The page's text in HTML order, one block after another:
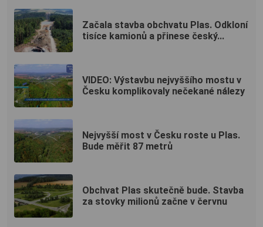
Začala stavba obchvatu Plas. Odkloní
tisíce kamionů a přinese český...
VIDEO: Výstavbu nejvyššího mostu v
Česku komplikovaly nečekané nálezy
Nejvyšší most v Česku roste u Plas.
Bude měřit 87 metrů
Obchvat Plas skutečně bude. Stavba
za stovky milionů začne v červnu